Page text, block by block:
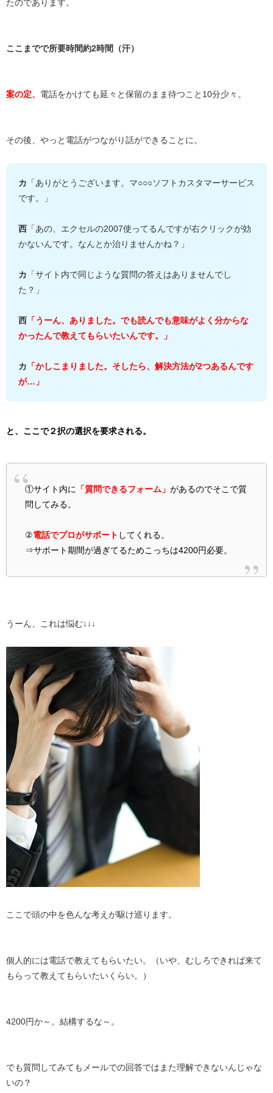
たのであります。
ここまでで所要時間約2時間（汗）
案の定、 電話をかけても延々と保留のまま待つこと10分少々。
その後、やっと電話がつながり話ができることに。
カ 「ありがとうございます。マ○○○ソフトカスタマーサービス
です。」
西 「あの、エクセルの2007使ってるんですが右クリックが効
かないんです。なんとか治りませんかね？」
カ 「サイト内で同じような質問の答えはありませんでし
た？」
西 「うーん、ありました。でも読んでも意味がよく分からな
かったんで教えてもらいたいんです。」
カ 「かしこまりました。そしたら、解決方法が2つあるんです
が…」
と、ここで２択の選択を要求される。
①サイト内に 「質問できるフォーム」 があるのでそこで質
問してみる。
②電話でプロがサポート してくれる。
⇒サポート期間が過ぎてるためこっちは4200円必要。
うーん、これは悩む↓↓↓
ここで頭の中を色んな考えが駆け巡ります。
個人的には電話で教えてもらいたい。（いや、むしろできれば来て
もらって教えてもらいたいくらい。）
4200円か～。結構するな～。
でも質問してみてもメールでの回答ではまた理解できないんじゃな
いの？